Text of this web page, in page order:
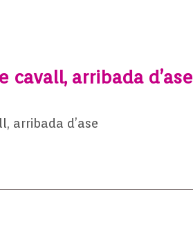
cavall, arribada d’ase
arribada d’ase